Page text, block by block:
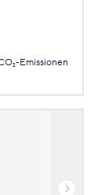
Emissionen